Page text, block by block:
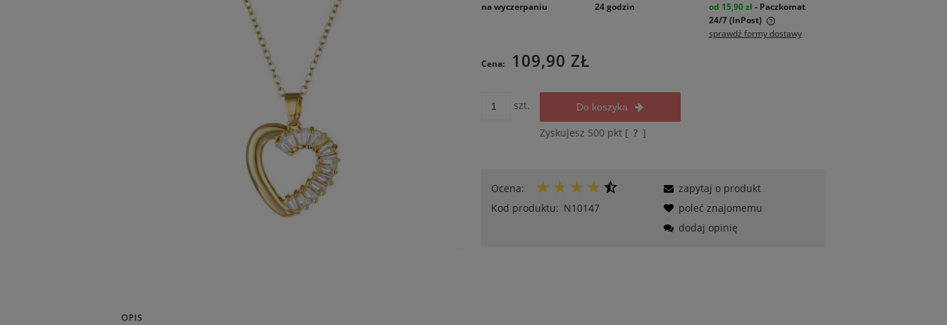
na wyczerpaniu
24 godzin
od 15,90 zł - Paczkomat
24/7 (InPost)
kosztów płatności
sprawdź formy dostawy
Cena: 109,90 ZŁ
szt. Do koszyka
Zyskujesz 500 pkt [ ? ]
Ocena:
Kod produktu: N10147
zapytaj o produkt
poleć znajomemu
dodaj opinię
OPIS